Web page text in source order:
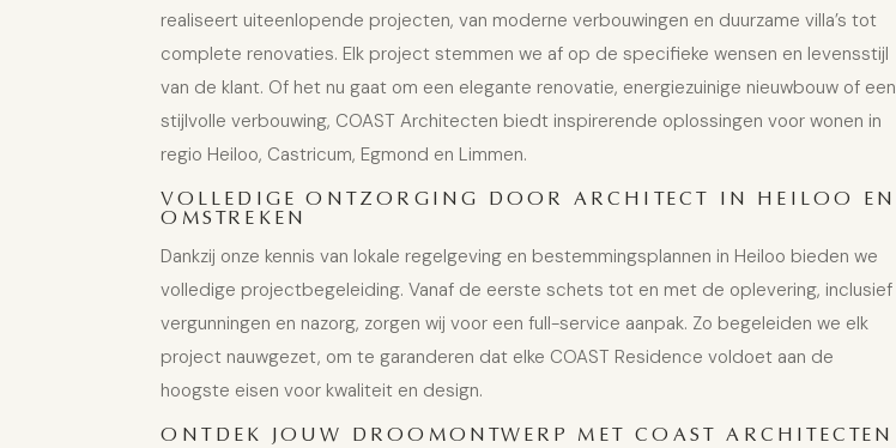
realiseert uiteenlopende projecten, van moderne verbouwingen en duurzame villa’s tot
complete renovaties. Elk project stemmen we af op de specifieke wensen en levensstijl
van de klant. Of het nu gaat om een elegante renovatie, energiezuinige nieuwbouw of een
stijlvolle verbouwing, COAST Architecten biedt inspirerende oplossingen voor wonen in
regio Heiloo, Castricum, Egmond en Limmen.
VOLLEDIGE ONTZORGING DOOR ARCHITECT IN HEILOO EN
OMSTREKEN
Dankzij onze kennis van lokale regelgeving en bestemmingsplannen in Heiloo bieden we
volledige projectbegeleiding. Vanaf de eerste schets tot en met de oplevering, inclusief
vergunningen en nazorg, zorgen wij voor een full-service aanpak. Zo begeleiden we elk
project nauwgezet, om te garanderen dat elke COAST Residence voldoet aan de
hoogste eisen voor kwaliteit en design.
ONTDEK JOUW DROOMONTWERP MET COAST ARCHITECTEN